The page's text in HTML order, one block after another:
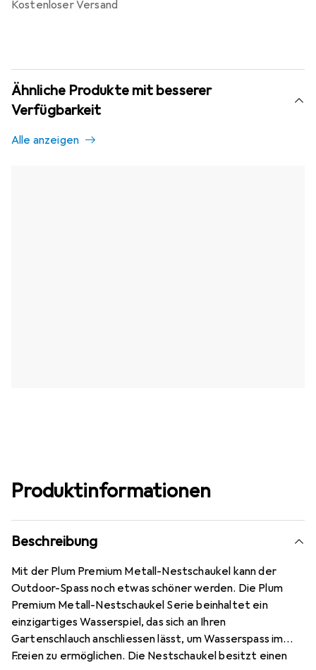
kostenloser Versand
Ähnliche Produkte mit besserer
Verfügbarkeit
Alle anzeigen
Produktinformationen
Beschreibung
Mit der Plum Premium Metall-Nestschaukel kann der
Outdoor-Spass noch etwas schöner werden. Die Plum
Premium Metall-Nestschaukel Serie beinhaltet ein
einzigartiges Wasserspiel, das sich an Ihren
Gartenschlauch anschliessen lässt, um Wasserspass im
Freien zu ermöglichen. Die Nestschaukel besitzt einen